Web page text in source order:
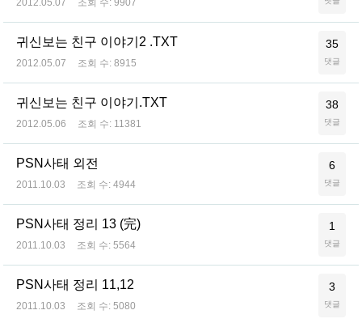
2012.05.07 조회 수: 9907
귀신보는 친구 이야기2 .TXT
2012.05.07 조회 수: 8915
35
댓글
귀신보는 친구 이야기.TXT
2012.05.06 조회 수: 11381
38
댓글
PSN사태 외전
2011.10.03 조회 수: 4944
6
댓글
PSN사태 정리 13 (完)
2011.10.03 조회 수: 5564
1
댓글
PSN사태 정리 11,12
2011.10.03 조회 수: 5080
3
댓글